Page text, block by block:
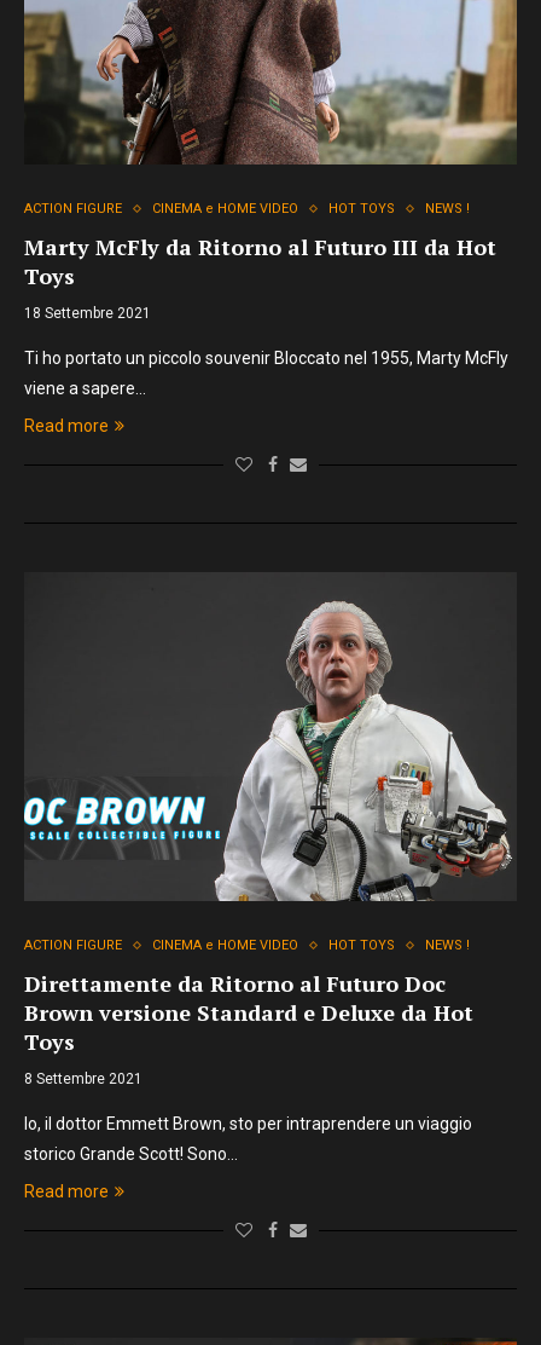
ACTION FIGURE CINEMA e HOME VIDEO HOT TOYS NEWS !
Marty McFly da Ritorno al Futuro III da Hot
Toys
18 Settembre 2021
Ti ho portato un piccolo souvenir Bloccato nel 1955, Marty McFly
viene a sapere…
Read more
ACTION FIGURE CINEMA e HOME VIDEO HOT TOYS NEWS !
Direttamente da Ritorno al Futuro Doc
Brown versione Standard e Deluxe da Hot
Toys
8 Settembre 2021
Io, il dottor Emmett Brown, sto per intraprendere un viaggio
storico Grande Scott! Sono…
Read more